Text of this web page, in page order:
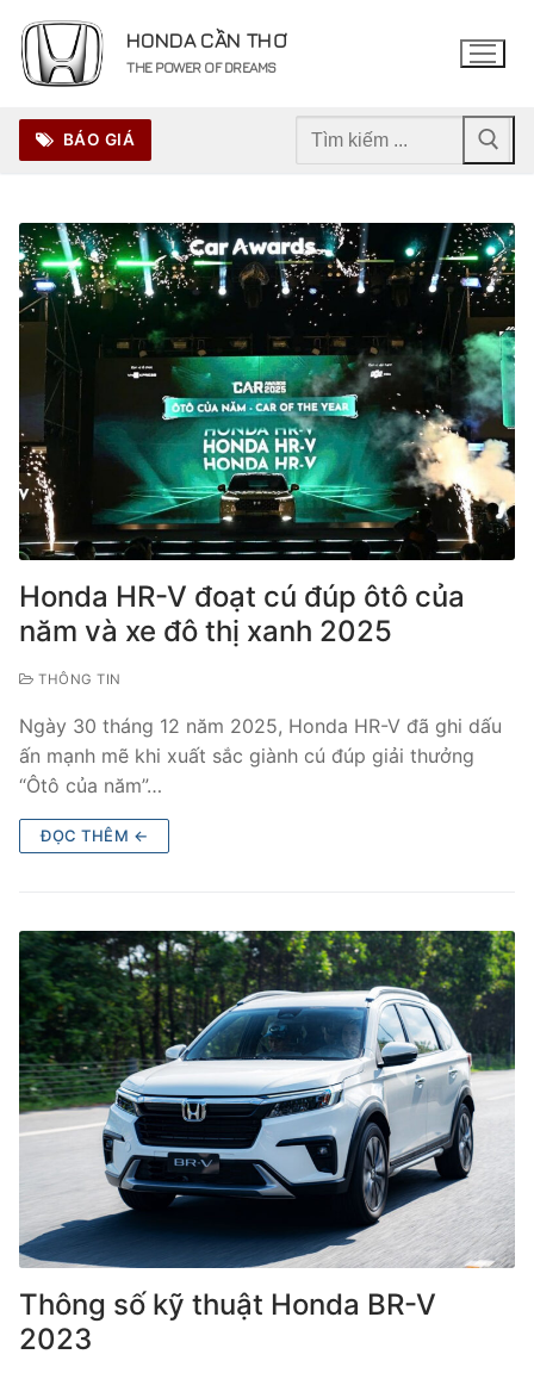
đến
nội
HONDA CẦN THƠ
THE POWER OF DREAMS
BÁO GIÁ
Tìm
Honda HR-V đoạt cú đúp ôtô của
năm và xe đô thị xanh 2025
THÔNG TIN
Ngày 30 tháng 12 năm 2025, Honda HR-V đã ghi dấu
ấn mạnh mẽ khi xuất sắc giành cú đúp giải thưởng
“Ôtô của năm”…
ĐỌC THÊM ←
Thông số kỹ thuật Honda BR-V
2023